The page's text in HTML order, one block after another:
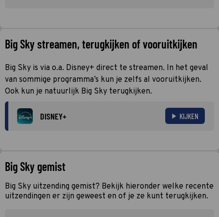
Big Sky streamen, terugkijken of vooruitkijken
Big Sky is via o.a. Disney+ direct te streamen. In het geval
van sommige programma’s kun je zelfs al vooruitkijken.
Ook kun je natuurlijk Big Sky terugkijken.
DISNEY+ KIJKEN
Big Sky gemist
Big Sky uitzending gemist? Bekijk hieronder welke recente
uitzendingen er zijn geweest en of je ze kunt terugkijken.